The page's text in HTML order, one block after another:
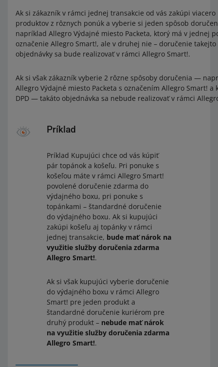
Ak si zákazník v rámci jednej transakcie od vás zakúpi viacero
produktov z rôznych ponúk a vyberie si jeden spôsob
napríklad Allegro Výdajné miesto Packeta, ktorý má v jednej
označenie Allegro Smart!, ale v druhej nie – doručenie takejto
objednávky sa bude realizovať v rámci Allegro Smart!.
Ak si však zákazník vyberie 2 rôzne spôsoby doručenia —
Allegro Výdajné miesto Packeta s označením Allegro Smart! a
DPD — takáto objednávka sa nebude realizovať v rámci
Príklad
Príklad Kupujúci chce od vás kúpiť
pár topánok a košeľu. Pri ponuke s
košeľou máte v rámci Allegro Smart!
povolené doručenie zdarma do
výdajného boxu, pri ponuke s
topánkami – štandardné doručenie
do výdajného boxu. Ak si kupujúci
zakúpi košeľu aj topánky v rámci
jednej transakcie, bude mať nárok na
využitie služby doručenia zdarma
Allegro Smart!.
Ak si však kupujúci vyberie doručenie
do výdajného boxu v rámci Allegro
Smart! pre jeden produkt a
štandardné doručenie kuriérom pre
druhý produkt – nebude mať nárok
na využitie služby doručenia zdarma
Allegro Smart!.